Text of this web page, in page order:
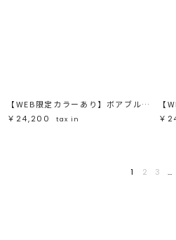
【WEB限定カラーあり】ボアブルゾン
￥24,200
tax in
￥
1 2 3 …